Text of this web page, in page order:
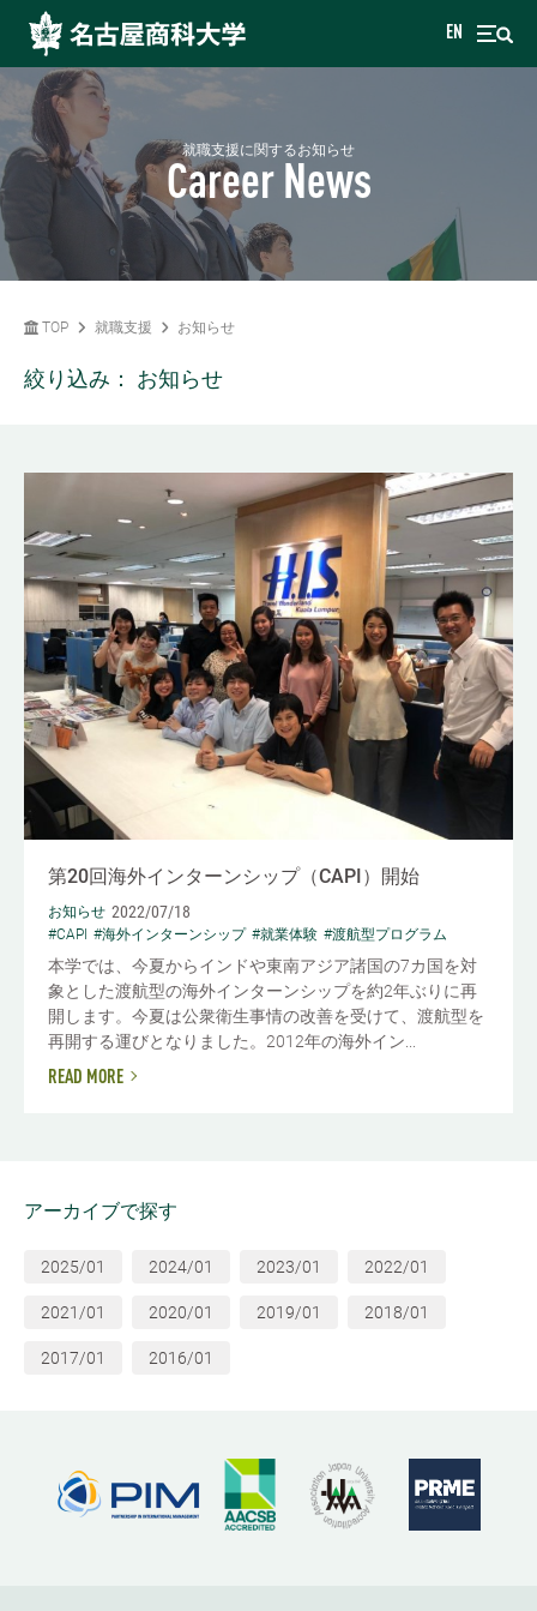
EN
就職支援に関するお知らせ
Career News
TOP 就職支援 お知らせ
絞り込み： お知らせ
第20回海外インターンシップ（CAPI）開始
お知らせ 2022/07/18
#CAPI #海外インターンシップ #就業体験 #渡航型プログラム
本学では、今夏からインドや東南アジア諸国の7カ国を対
象とした渡航型の海外インターンシップを約2年ぶりに再
開します。今夏は公衆衛生事情の改善を受けて、渡航型を
再開する運びとなりました。2012年の海外イン...
READ MORE
アーカイブで探す
2025/01 2024/01 2023/01 2022/01
2021/01 2020/01 2019/01 2018/01
2017/01 2016/01